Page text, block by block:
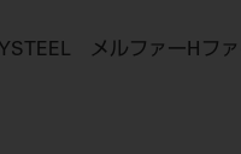
メルファーHフ